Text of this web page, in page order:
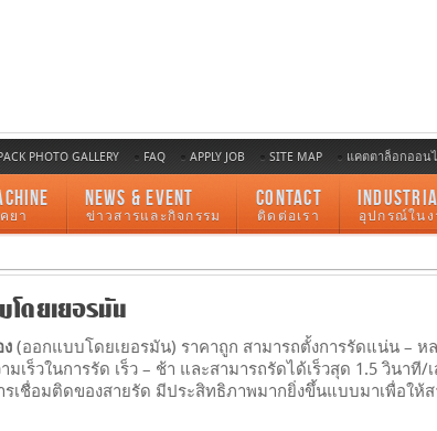
PHOTO GALLERY FAQ APPLY JOB SITE MAP แคตตาล็อกออน
ยา
NEWS & EVENT
ข่าวสารและกิจกรรม
CONTACT
ติดต่อเรา อุปกรณ์ในง
ดยเยอรมัน
(ออกแบบโดยเยอรมัน) ราคาถูก สามารถตั้งการรัดแน่น –
ร็วในการรัด เร็ว – ช้า และสามารถรัดได้เร็วสุด 1.5 วินาที/
รเชื่อมติดของสายรัด มีประสิทธิภาพมากยิ่งขึ้นแบบมาเพื่อใ